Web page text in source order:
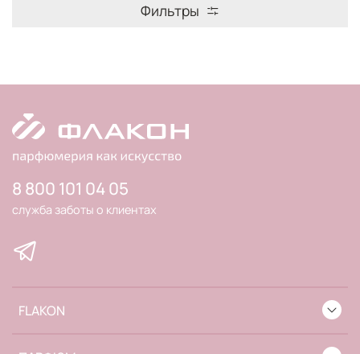
Фильтры
FLAKON
8 800 101 04 05
служба заботы о клиентах